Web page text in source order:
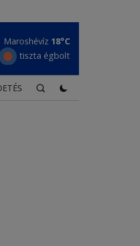
Borszék 15°C
tiszta égbolt